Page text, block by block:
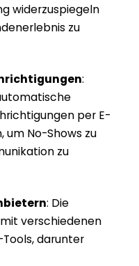
widerzuspiegeln
zu
:
per E-
um No-Shows zu
zu
: Die
verschiedenen
darunter